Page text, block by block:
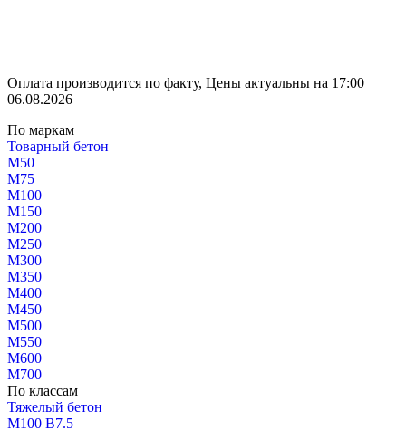
Оплата производится по факту, Цены актуальны на 17:00
06.08.2026
По маркам
Товарный бетон
М50
М75
М100
М150
М200
М250
М300
М350
М400
М450
М500
М550
М600
М700
По классам
Тяжелый бетон
М100 В7.5